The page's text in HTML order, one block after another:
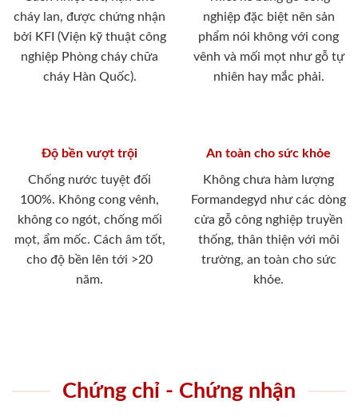
cháy lan, được chứng nhận
bởi KFI (Viện kỹ thuật công
nghiệp Phòng cháy chữa
cháy Hàn Quốc).
nghiệp đặc biệt nên sản
phẩm nói không với cong
vênh và mối mọt như gỗ tự
nhiên hay mắc phải.
Độ bền vượt trội
Chống nước tuyệt đối
100%. Không cong vênh,
không co ngót, chống mối
mọt, ẩm mốc. Cách âm tốt,
cho độ bền lên tới >20
năm.
An toàn cho sức khỏe
Không chưa hàm lượng
Formandegyd như các dòng
cửa gỗ công nghiệp truyền
thống, thân thiện với môi
trường, an toàn cho sức
khỏe.
Chứng chỉ - Chứng nhận